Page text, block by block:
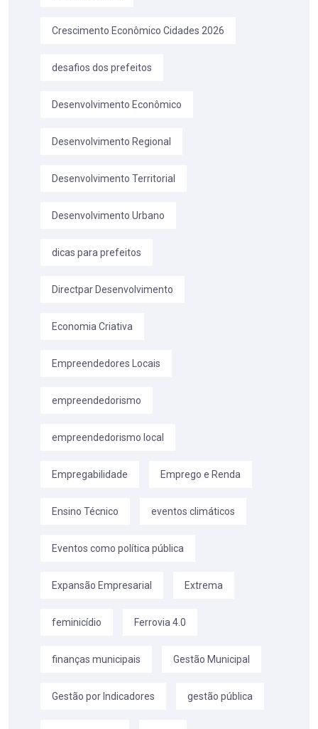
Crescimento Econômico Cidades 2026
desafios dos prefeitos
Desenvolvimento Econômico
Desenvolvimento Regional
Desenvolvimento Territorial
Desenvolvimento Urbano
dicas para prefeitos
Directpar Desenvolvimento
Economia Criativa
Empreendedores Locais
empreendedorismo
empreendedorismo local
Empregabilidade Emprego e Renda
Ensino Técnico eventos climáticos
Eventos como política pública
Expansão Empresarial Extrema
feminicídio Ferrovia 4.0
finanças municipais Gestão Municipal
Gestão por Indicadores gestão pública